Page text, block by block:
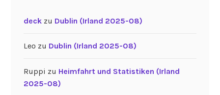
deckzu Dublin (Irland 2025-08)
Leo zu Dublin (Irland 2025-08)
Ruppi zu Heimfahrt und Statistiken (Irland
2025-08)